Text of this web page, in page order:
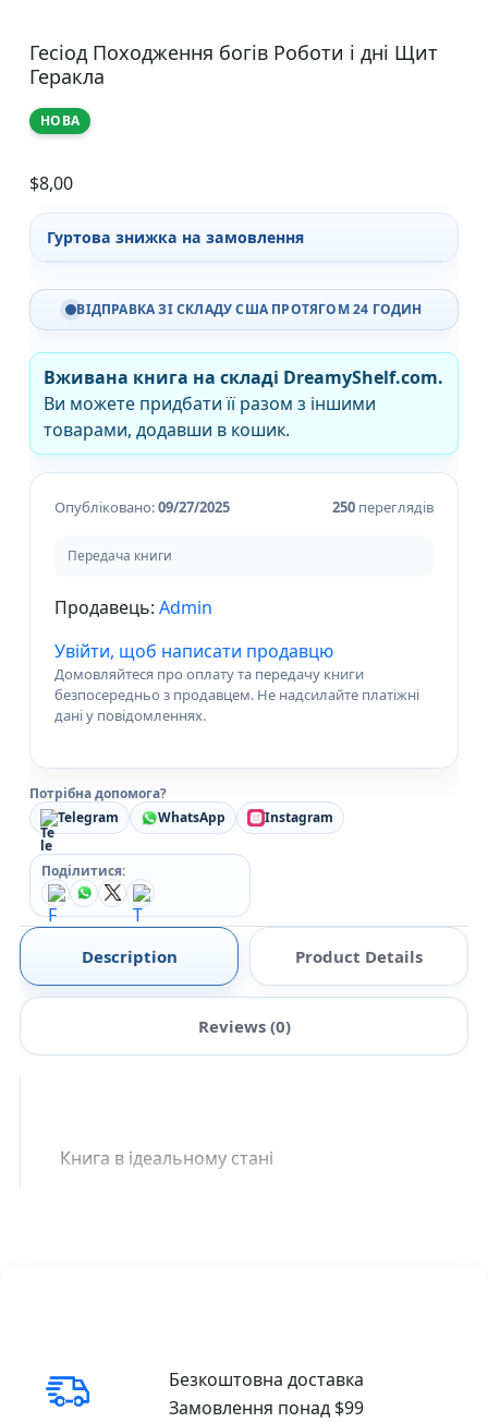
Гесіод Походження богів Роботи і дні Щит
Геракла
НОВА
$8,00
Гуртова знижка на замовлення
ВІДПРАВКА ЗІ СКЛАДУ США ПРОТЯГОМ 24 ГОДИН
Вживана книга на складі DreamyShelf.com.
Ви можете придбати її разом з іншими
товарами, додавши в кошик.
Опубліковано:09/27/2025 250 переглядів
Передача книги
Продавець: Admin
Увійти, щоб написати продавцю
Домовляйтеся про оплату та передачу книги
безпосередньо з продавцем. Не надсилайте платіжні
дані у повідомленнях.
Потрібна допомога?
Telegram
WhatsApp Instagram
Поділитися:
Description Product Details
Reviews (0)
Книга в ідеальному стані
Безкоштовна доставка
Замовлення понад $99